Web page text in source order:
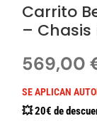
Carrito
–
569,00
SE APLICAN
💥 20€ de